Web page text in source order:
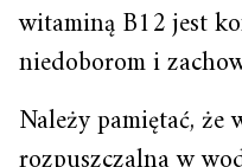
witaminą B12 jest
niedoborom i
Należy pamiętać,